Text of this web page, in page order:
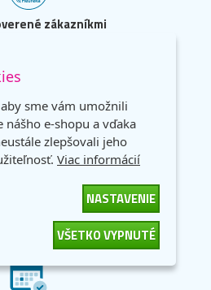
zákazníkmi
ZADARMO.
dopravcom!
zadarmo od 59 €.
sme vám umožnili
nášho e-shopu a vďaka
zlepšovali jeho
Viac informácií
NASTAVENIE
VŠETKO VYPNUTÉ